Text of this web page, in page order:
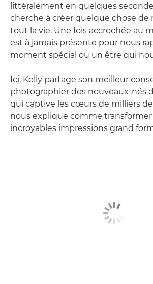
littéralement en quelques
cherche à créer quelque chose de
tout la vie. Une fois accrochée au
est à jamais présente pour nous
moment spécial ou un être qui
Ici, Kelly partage son meilleur
photographier des nouveaux-nés
qui captive les cœurs de milliers
nous explique comme transformer
incroyables impressions grand